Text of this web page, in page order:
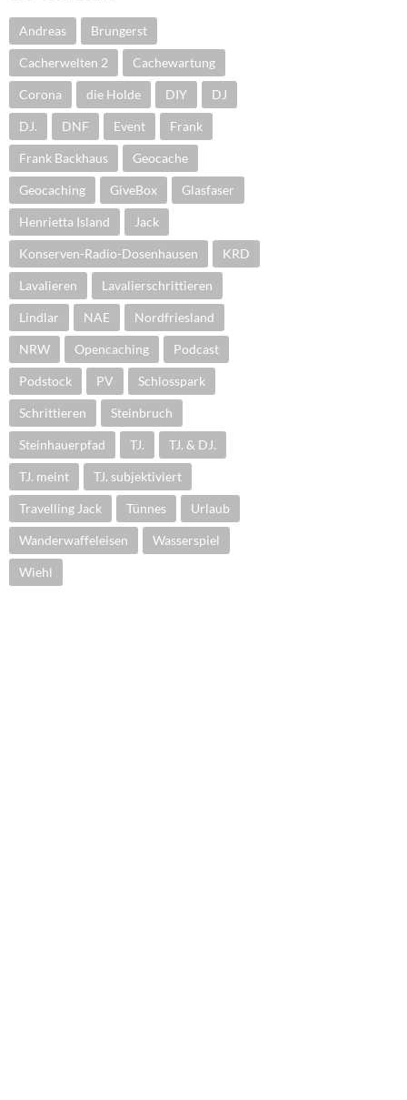
Andreas Brungerst
Cacherwelten 2 Cachewartung
Corona die Holde DIY DJ
DJ. DNF Event Frank
Frank Backhaus Geocache
Geocaching GiveBox Glasfaser
Henrietta Island Jack
Konserven-Radio-Dosenhausen KRD
Lavalieren Lavalierschrittieren
Lindlar NAE Nordfriesland
NRW Opencaching Podcast
Podstock PV Schlosspark
Schrittieren Steinbruch
Steinhauerpfad TJ. TJ. & DJ.
TJ. meint TJ. subjektiviert
Travelling Jack Tünnes Urlaub
Wanderwaffeleisen Wasserspiel
Wiehl